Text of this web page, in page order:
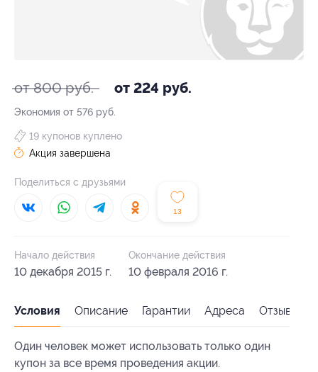
от 800 руб. от 224 руб.
Экономия от 576 руб.
13
19 купонов куплено
Акция завершена
Поделиться с друзьями
Начало действия
10 декабря 2015 г.
Окончание действия
10 февраля 2016 г.
Условия Описание Гарантии Адреса Отзывы
Один человек может использовать только один
купон за все время проведения акции.